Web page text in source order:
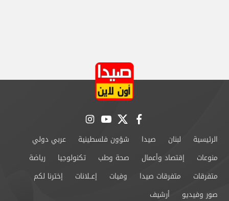
facebook
twitter
youtube
instagram
الرئيسية لبنان صيدا شؤون فلسطينية
عربي دولي
منوعات
إقتصاد وأعمال صحة وطب تكنولوجيا
رياضة
متفرقات
متفرقات صيدا وفيات إعــلانات
إخترنا لكم
صور وفيديو
أرشيف